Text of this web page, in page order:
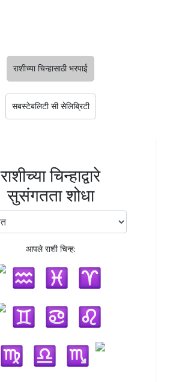
राशीच्या चिन्हासाठी भरपाई
सबस्टेबलिटी सी सेलिब्रिटी
राशीच्या चिन्हाद्वारे
सुसंगतता शोधा
आपले राशी चिन्ह: